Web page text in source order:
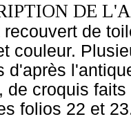
DE
recouvert de
couleur.
d'après
de croquis
folios 22 et